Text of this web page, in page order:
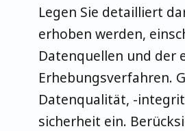
Legen Sie detailliert
erhoben werden,
Datenquellen und der
Erhebungsverfahren.
Datenqualität, -
sicherheit ein.